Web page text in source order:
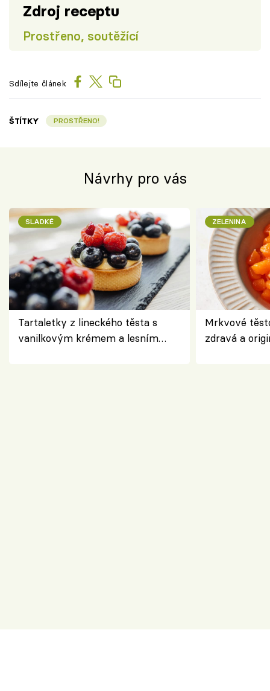
Zdroj receptu
Prostřeno, soutěžící
Sdílejte článek
ŠTÍTKY PROSTŘENO!
Návrhy pro vás
SLADKÉ
Tartaletky z lineckého těsta s
vanilkovým krémem a lesním
ZELENINA
Mrkvové
zdravá a